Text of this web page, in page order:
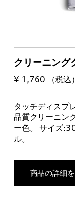
クリーニング
¥ 1,760 （税込）
タッチディスプ
品質クリーニン
ー色。 サイズ
ル。
商品の詳細